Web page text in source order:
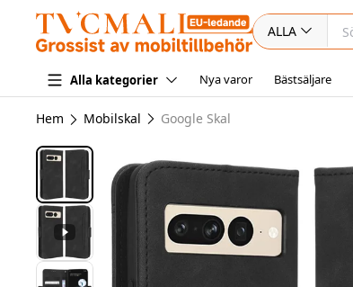
ALLA
Alla kategorier Nya varor Bästsäljare
Hem Mobilskal Google Skal